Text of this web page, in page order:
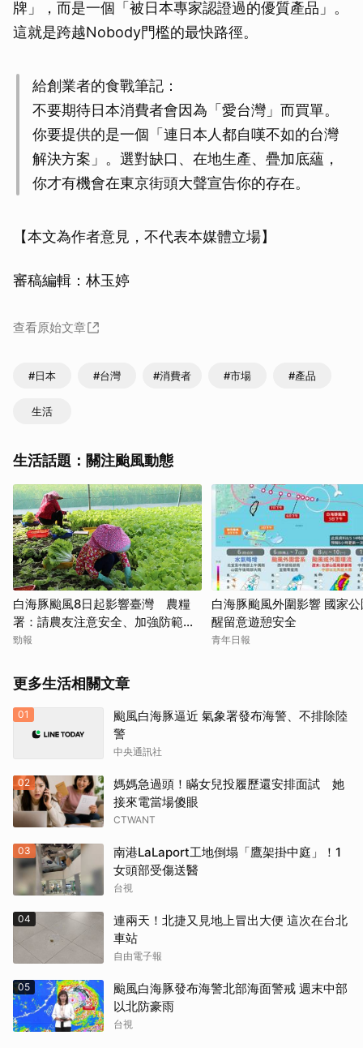
牌」，而是一個「被日本專家認證過的優質產品」。
這就是跨越Nobody門檻的最快路徑。
給創業者的食戰筆記：
不要期待日本消費者會因為「愛台灣」而買單。
你要提供的是一個「連日本人都自嘆不如的台灣
解決方案」。選對缺口、在地生產、疊加底蘊，
你才有機會在東京街頭大聲宣告你的存在。
【本文為作者意見，不代表本媒體立場】
審稿編輯：林玉婷
查看原始文章
#日本 #台灣 #消費者 #市場 #產品
生活
生活話題：關注颱風動態
白海豚颱風8日起影響臺灣 農糧
署：請農友注意安全、加強防範措
施
勁報
白海豚颱風外圍影響 國家
醒留意遊憩安全
青年日報
更多生活相關文章
01
颱風白海豚逼近 氣象署發布海警、不排除陸
警
中央通訊社
02
媽媽急過頭！瞞女兒投履歷還安排面試 她
接來電當場傻眼
CTWANT
03
南港LaLaport工地倒塌「鷹架掛中庭」！1
女頭部受傷送醫
台視
04
連兩天！北捷又見地上冒出大便 這次在台北
車站
自由電子報
05
颱風白海豚發布海警北部海面警戒 週末中部
以北防豪雨
台視